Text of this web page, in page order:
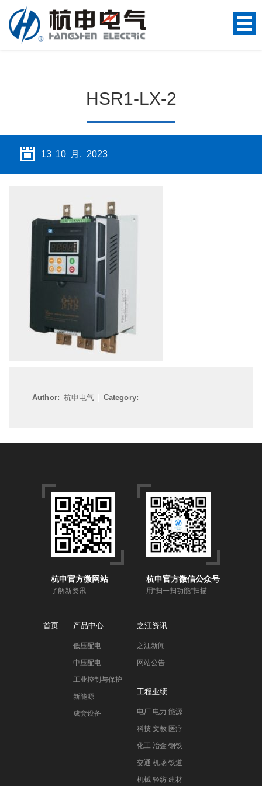
HSR1-LX-2
13 10 月, 2023
Author: 杭申电气| Category:
杭申官方微网站
了解新资讯
杭申官方微信公众号
用“扫一扫功能”扫描
首页 产品中心
低压配电
中压配电
工业控制与保护
新能源
成套设备
之江资讯
之江新闻
网站公告
工程业绩
电厂 电力 能源
科技 文教 医疗
化工 冶金 钢铁
交通 机场 铁道
机械 轻纺 建材